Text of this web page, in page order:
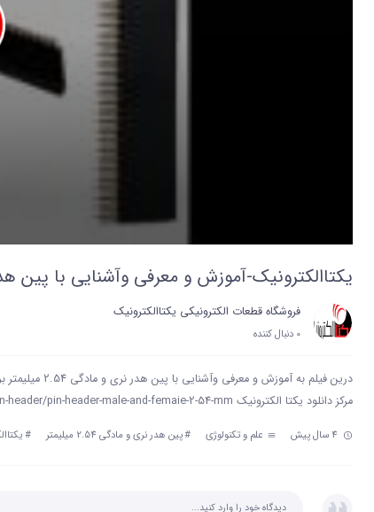
یکتاالکترونیک-آموزش و معرفی وآشنایی با پین هدر نری و
فروشگاه قطعات الکترونیکی یکتاالکترونیک
0 دنبال‌ کننده
درین فیلم به آموزش و معرفی وآشنایی با پین هدر نری و مادگی 2.54 میلیمتر برای شما عزیزان پرداختیم .
مرکز دانلود یکتا الکترونیک https://yektaelectronic.ir/product-category/pin-header/pin-header-male-and-femaie-2-54-mm/
4 سال پیش علم و تکنولوژی #پین هدر نری و مادگی 2.54 میلیمتر #